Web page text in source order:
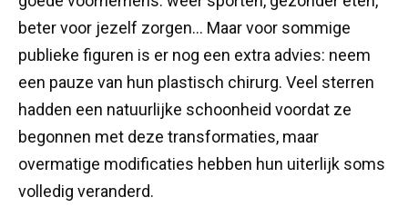
beter voor jezelf zorgen… Maar voor sommige
publieke figuren is er nog een extra advies: neem
een pauze van hun plastisch chirurg. Veel sterren
hadden een natuurlijke schoonheid voordat ze
begonnen met deze transformaties, maar
overmatige modificaties hebben hun uiterlijk soms
volledig veranderd.